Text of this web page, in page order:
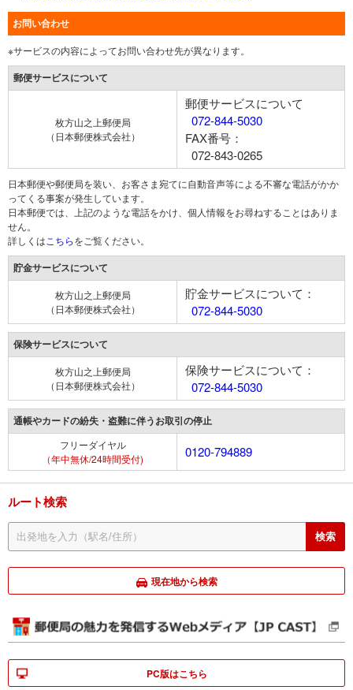
お問い合わせ
※サービスの内容によってお問い合わせ先が異なります。
郵便サービスについて
枚方山之上郵便局
（日本郵便株式会社）
郵便サービスについて
072-844-5030
FAX番号：
072-843-0265
日本郵便や郵便局を装い、お客さま宛てに自動音声等による不審な電話がかか
ってくる事案が発生しています。
日本郵便では、上記のような電話をかけ、個人情報をお尋ねすることはありま
せん。
詳しくは こちらをご覧ください。
貯金サービスについて
枚方山之上郵便局
（日本郵便株式会社）
貯金サービスについて：
072-844-5030
保険サービスについて
枚方山之上郵便局
（日本郵便株式会社）
保険サービスについて：
072-844-5030
通帳やカードの紛失・盗難に伴うお取引の停止
フリーダイヤル
（年中無休/24時間受付)
0120-794889
ルート検索
現在地から検索
PC版はこちら